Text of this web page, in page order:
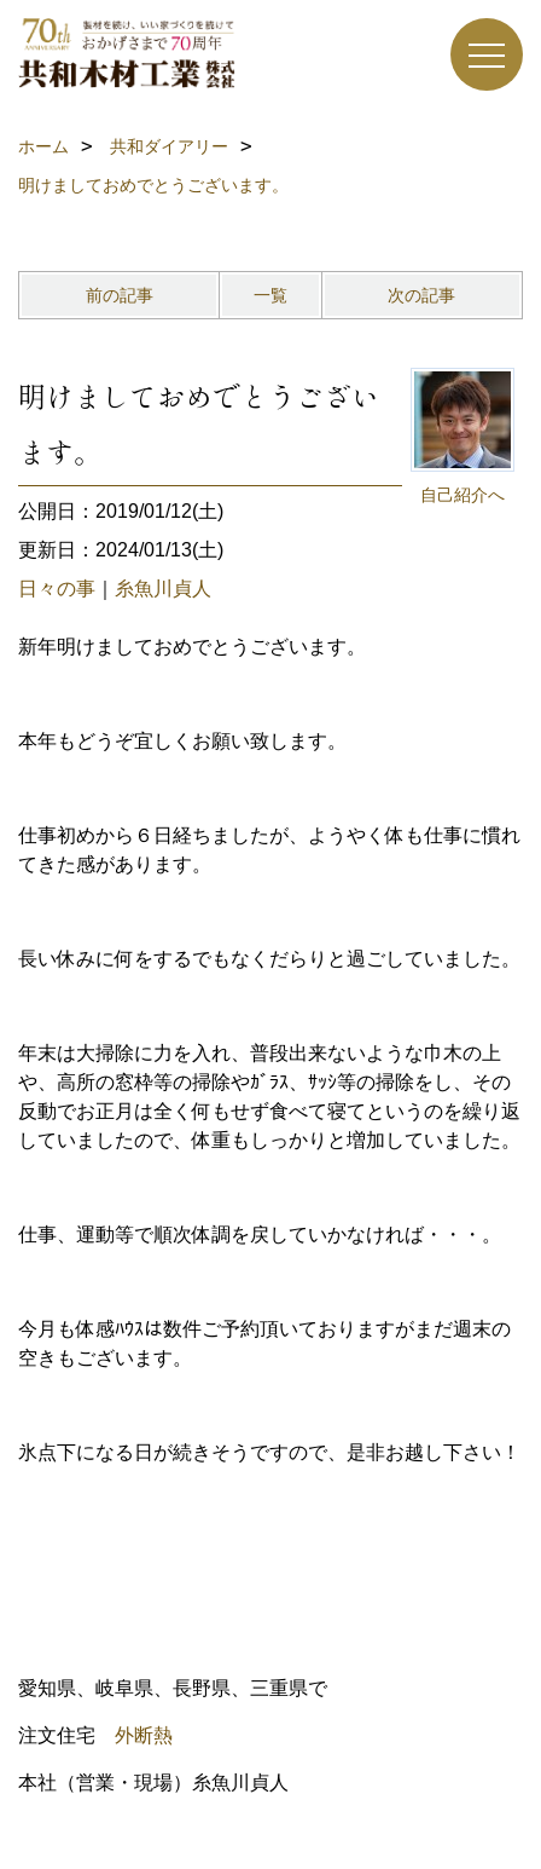
ホーム
共和ダイアリー
明けましておめでとうございます。
前の記事 一覧 次の記事
自己紹介へ
明けましておめでとうござい
ます。
公開日：2019/01/12(土)
更新日：2024/01/13(土)
日々の事
糸魚川貞人
新年明けましておめでとうございます。
本年もどうぞ宜しくお願い致します。
仕事初めから６日経ちましたが、ようやく体も仕事に慣れ
てきた感があります。
長い休みに何をするでもなくだらりと過ごしていました。
年末は大掃除に力を入れ、普段出来ないような巾木の上
や、高所の窓枠等の掃除やｶﾞﾗｽ、ｻｯｼ等の掃除をし、その
反動でお正月は全く何もせず食べて寝てというのを繰り返
していましたので、体重もしっかりと増加していました。
仕事、運動等で順次体調を戻していかなければ・・・。
今月も体感ﾊｳｽは数件ご予約頂いておりますがまだ週末の
空きもございます。
氷点下になる日が続きそうですので、是非お越し下さい！
愛知県、岐阜県、長野県、三重県で
注文住宅 外断熱
本社（営業・現場）糸魚川貞人